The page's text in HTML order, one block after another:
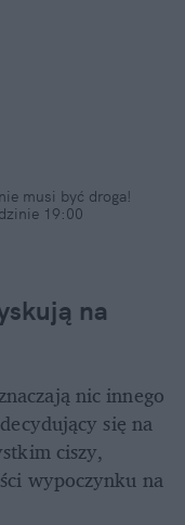
musi być droga!
19:00
na
nic innego
się na
ciszy,
wypoczynku na